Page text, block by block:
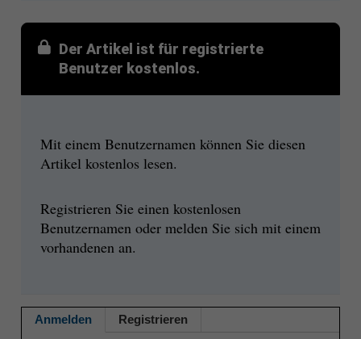
Der Artikel ist für registrierte
Benutzer kostenlos.
Mit einem Benutzernamen können Sie diesen
Artikel kostenlos lesen.
Registrieren Sie einen kostenlosen
Benutzernamen oder melden Sie sich mit einem
vorhandenen an.
Anmelden Registrieren